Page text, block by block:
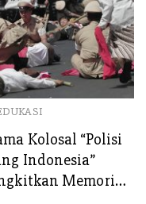
Kolosal “Polisi
Indonesia”
Memori